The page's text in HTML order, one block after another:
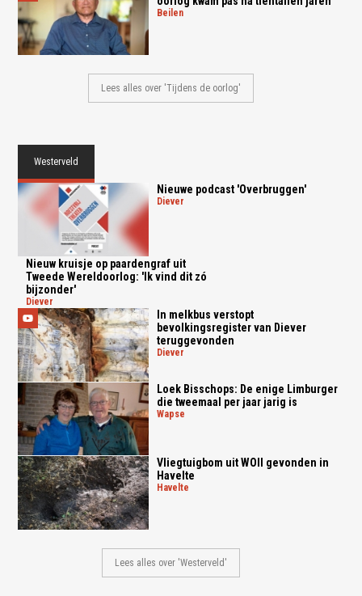
beilen
Lees alles over 'Tijdens de oorlog'
Westerveld
Nieuwe podcast 'Overbruggen'
diever
Nieuw kruisje op paardengraf uit
Tweede Wereldoorlog: 'Ik vind dit zó
bijzonder'
diever
In melkbus verstopt
bevolkingsregister van Diever
teruggevonden
diever
Loek Bisschops: De enige Limburger
die tweemaal per jaar jarig is
wapse
Vliegtuigbom uit WOII gevonden in
Havelte
havelte
Lees alles over 'Westerveld'